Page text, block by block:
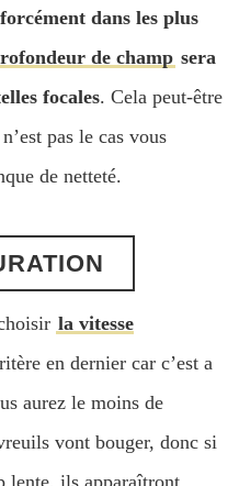
dans les plus
de champ sera
focales. Cela peut-être
pas le cas vous
de netteté.
la vitesse
en dernier car c’est a
aurez le moins de
vont bouger, donc si
lente, ils apparaîtront